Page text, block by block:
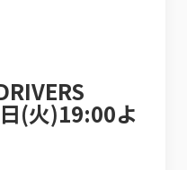
(火)19:00よ